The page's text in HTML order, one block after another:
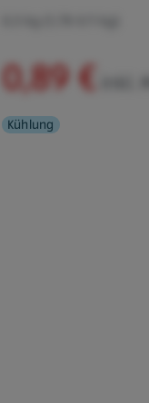
0,89 €
Kühlung